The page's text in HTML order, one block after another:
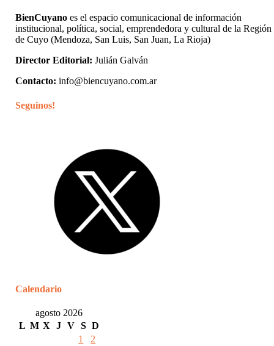
BienCuyano es el espacio comunicacional de información
institucional, política, social, emprendedora y cultural de la Región
de Cuyo (Mendoza, San Luis, San Juan, La Rioja)
Director Editorial: Julián Galván
Contacto: info@biencuyano.com.ar
Seguinos!
Calendario
agosto 2026
L M X J V S D
1
2